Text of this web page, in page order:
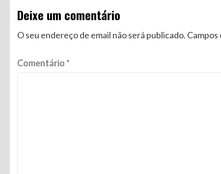
Deixe um comentário
O seu endereço de email não será publicado.
Comentário*